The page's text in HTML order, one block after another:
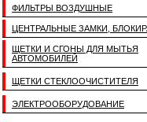
ФИЛЬТРЫ ВОЗДУШНЫЕ
ЦЕНТРАЛЬНЫЕ ЗАМКИ,
ЩЕТКИ И СГОНЫ ДЛЯ МЫТЬЯ
АВТОМОБИЛЕЙ
ЩЕТКИ СТЕКЛООЧИСТИТЕЛЯ
ЭЛЕКТРООБОРУДОВАНИЕ